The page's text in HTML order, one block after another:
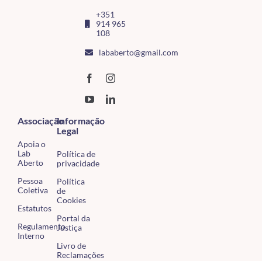
+351
914 965
108
lababerto@gmail.com
Associação
Apoia o
Lab
Aberto
Pessoa
Coletiva
Estatutos
Regulamento
Interno
Informação
Legal
Política de
privacidade
Política
de
Cookies
Portal da
Justiça
Livro de
Reclamações